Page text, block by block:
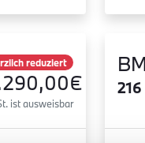
reduziert
ist ausweisbar